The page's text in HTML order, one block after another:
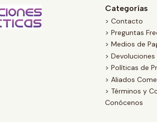
Categorías
> Contacto
> Preguntas
> Medios de
>
> Políticas de
> Aliados
> Términos y
Conócenos